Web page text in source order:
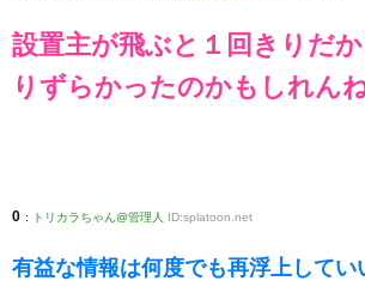
設置主が飛ぶと１回きりだ
りずらかったのかもしれん
0 : トリカラちゃん@管理人 ID:splatoon.net
有益な情報は何度でも再浮上して